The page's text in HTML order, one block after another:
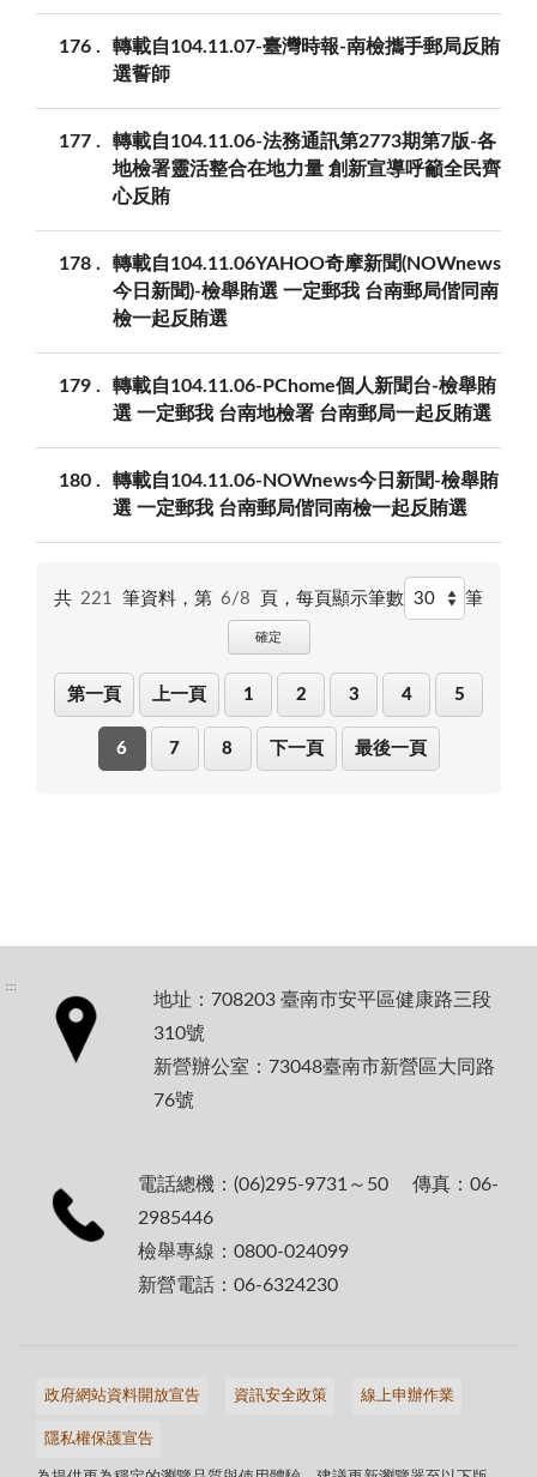
176
轉載自104.11.07-臺灣時報-南檢攜手郵局反賄
選誓師
177
轉載自104.11.06-法務通訊第2773期第7版-各
地檢署靈活整合在地力量 創新宣導呼籲全民齊
心反賄
178
轉載自104.11.06YAHOO奇摩新聞(NOWnews
今日新聞)-檢舉賄選 一定郵我 台南郵局偕同南
檢一起反賄選
179
轉載自104.11.06-PChome個人新聞台-檢舉賄
選 一定郵我 台南地檢署 台南郵局一起反賄選
180
轉載自104.11.06-NOWnews今日新聞-檢舉賄
選 一定郵我 台南郵局偕同南檢一起反賄選
共 221 筆資料，第 6/8 頁， 每頁顯示筆數 筆
確定
第一頁 上一頁 1 2 3 4 5
6 7 8 下一頁 最後一頁
:::
地址：708203 臺南市安平區健康路三段
310號
新營辦公室：73048臺南市新營區大同路
76號
電話總機：(06)295-9731～50 傳真：06-
2985446
檢舉專線：0800-024099
新營電話：06-6324230
政府網站資料開放宣告 資訊安全政策 線上申辦作業
隱私權保護宣告